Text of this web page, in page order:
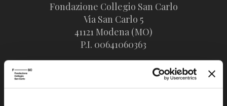
Fondazione Collegio San Carlo
Via San Carlo 5
41121 Modena (MO)
P.I. 00641060363
info@fondazionesancarlo.it